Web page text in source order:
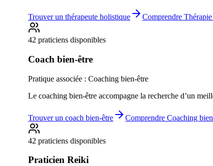
Trouver un thérapeute holistique Comprendre
42 praticiens disponibles
Coach bien-être
Pratique associée : Coaching bien-être
Le coaching bien-être accompagne la recherche d’un
Trouver un coach bien-être Comprendre Coaching
42 praticiens disponibles
Praticien Reiki